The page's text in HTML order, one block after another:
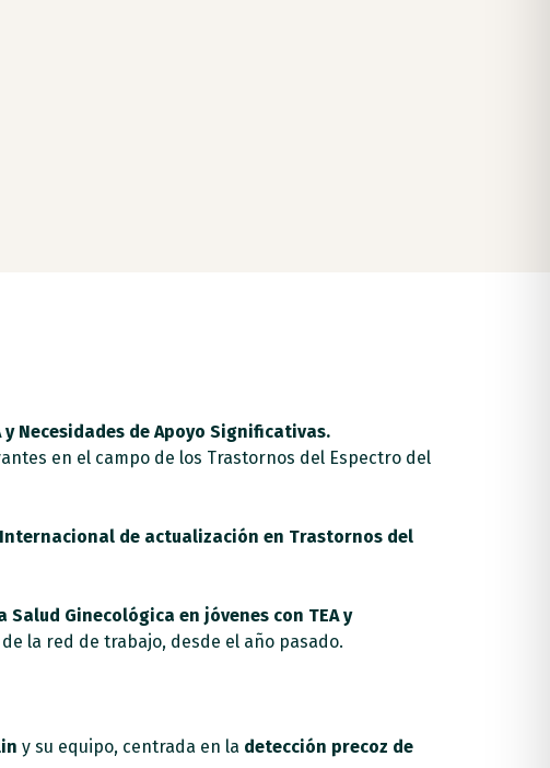
Necesidades de Apoyo Significativas.
en el campo de los Trastornos del Espectro del
Internacional de actualización en Trastornos del
Ginecológica en jóvenes con TEA y
la red de trabajo, desde el año pasado.
y su equipo, centrada en la detección precoz de